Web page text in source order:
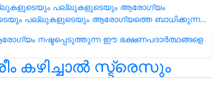
പല്ലുകളുടെയും ആരോഗ്യം
പല്ലുകളുടെയും ആരോഗ്യത്തെ ബാധിക്കുന്ന…
കഴിച്ചാൽ സ്ട്രെസും